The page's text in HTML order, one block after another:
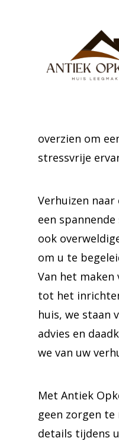
Uw verhuizing
wordt
overzien om
stressvrije
Verhuizen naar
een
ook
om u te
Van het maken
tot het
huis, we staan
advies en
we van uw
Met Antiek
geen zorgen te
details tijdens